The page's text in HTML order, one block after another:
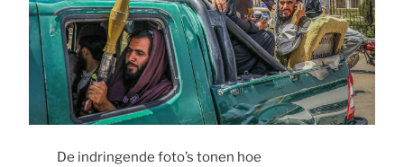
De indringende foto’s tonen hoe